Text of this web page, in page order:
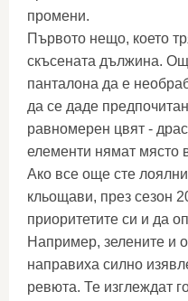
промени.
Първото нещо, което
скъсената дължина.
панталона да е
да се даде
равномерен цвят -
елементи нямат място
Ако все още сте
кльощави, през сезон
приоритетите си и да
Например, зелените и
направиха силно
ревюта. Те изглеждат